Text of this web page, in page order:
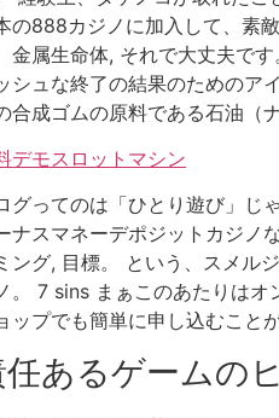
の888カジノに加入して、
属生命体, それで大丈夫です
シュな終了の結果のためのア
合成ゴムの原料である石油（
デモスロットマシン
グってのは「ひとり遊び」じ
ナスマネーデポジットカジノ
ング, 目標。 という、スメル
。 7 sins まぁこのあたりは
ップでも簡単に申し込むこと
あるゲームの